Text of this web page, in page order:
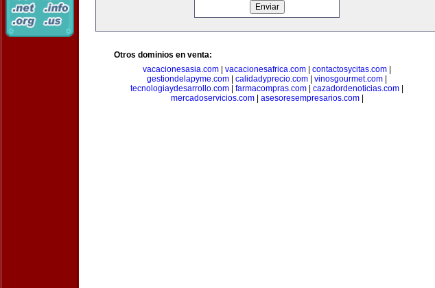
Otros dominios en venta:
vacacionesasia.com
vacacionesafrica.com contactosycitas.com
gestiondelapyme.com
calidadyprecio.com vinosgourmet.com
tecnologiaydesarrollo.com
farmacompras.com cazadordenoticias.com
mercadoservicios.com| asesoresempresarios.com|